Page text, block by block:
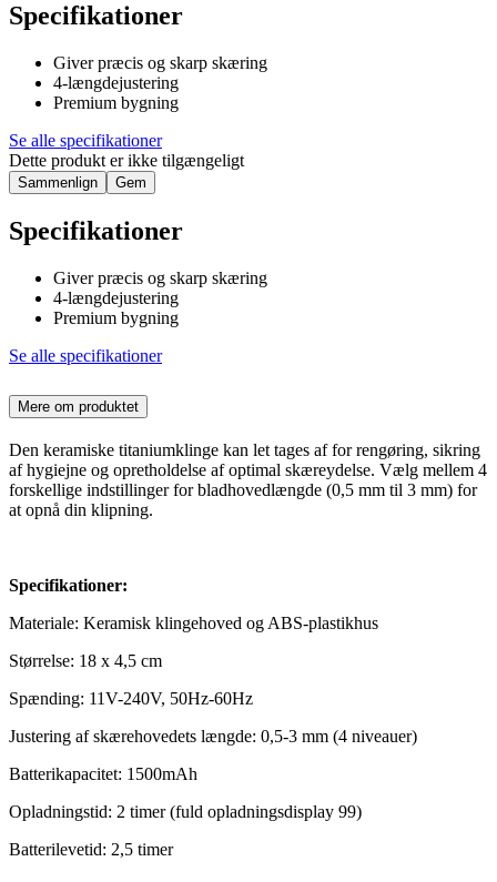
Specifikationer
Giver præcis og skarp skæring
4-længdejustering
Premium bygning
Se alle specifikationer
Dette produkt er ikke tilgængeligt
Sammenlign Gem
Specifikationer
Giver præcis og skarp skæring
4-længdejustering
Premium bygning
Se alle specifikationer
Mere om produktet
Den keramiske titaniumklinge kan let tages af for rengøring, sikring
af hygiejne og opretholdelse af optimal skæreydelse. Vælg mellem 4
forskellige indstillinger for bladhovedlængde (0,5 mm til 3 mm) for
at opnå din klipning.
Specifikationer:
Materiale: Keramisk klingehoved og ABS-plastikhus
Størrelse: 18 x 4,5 cm
Spænding: 11V-240V, 50Hz-60Hz
Justering af skærehovedets længde: 0,5-3 mm (4 niveauer)
Batterikapacitet: 1500mAh
Opladningstid: 2 timer (fuld opladningsdisplay 99)
Batterilevetid: 2,5 timer